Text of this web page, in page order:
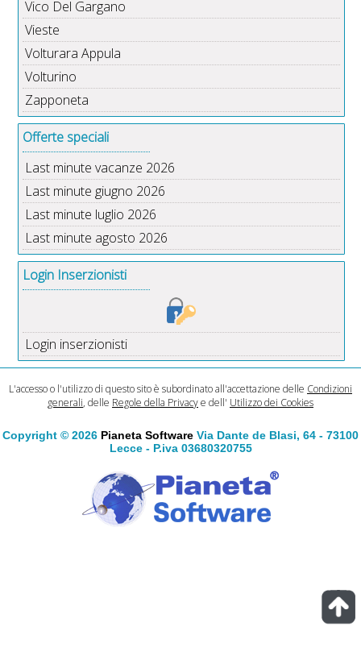
Vico Del Gargano
Vieste
Volturara Appula
Volturino
Zapponeta
Offerte speciali
Last minute vacanze 2026
Last minute giugno 2026
Last minute luglio 2026
Last minute agosto 2026
Login Inserzionisti
Login inserzionisti
L'accesso o l'utilizzo di questo sito è subordinato all'accettazione delle Condizioni
generali, delle Regole della Privacye dell' Utilizzo dei Cookies
Copyright © 2026 Pianeta Software Via Dante de Blasi, 64 - 73100
Lecce - P.iva 03680320755